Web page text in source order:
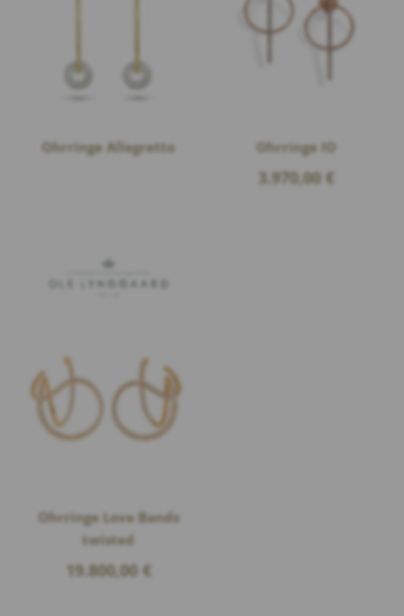
Ohrringe Allegretto Ohrringe IO
3.970,00 €
Ohrringe Love Bands
twisted
19.800,00 €